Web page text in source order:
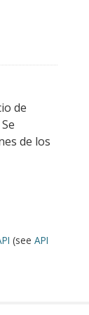
de
de los
(see API